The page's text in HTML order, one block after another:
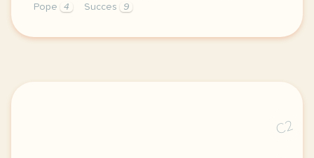
Pope
4 Succes 9
exercice b1 les titres 16 octobre 2023
C2